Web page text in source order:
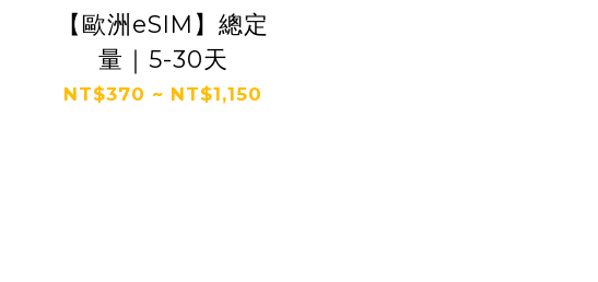
【歐洲eSIM】總定
量｜5-30天
NT$370 ~ NT$1,150